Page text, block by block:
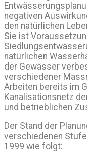
negativen
den natürlichen
Sie ist
natürlichen
der Gewässer
verschiedener
Arbeiten bereits im
Kanalisationsnetz
und betrieblichen
Der Stand der
verschiedenen
1999 wie folgt: